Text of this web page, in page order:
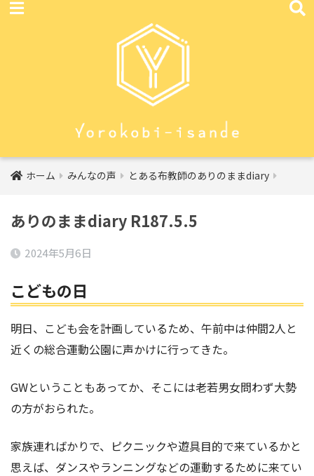
ホーム みんなの声 とある布教師のありのままdiary
ありのままdiary R187.5.5
2024年5月6日
こどもの日
明日、こども会を計画しているため、午前中は仲間2人と
近くの総合運動公園に声かけに行ってきた。
GWということもあってか、そこには老若男女問わず大勢
の方がおられた。
家族連ればかりで、ピクニックや遊具目的で来ているかと
思えば、ダンスやランニングなどの運動するために来てい